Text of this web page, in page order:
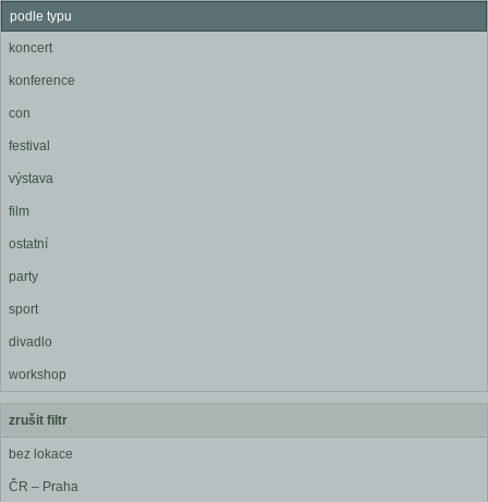
podle typu
koncert
konference
con
festival
výstava
film
ostatní
party
sport
divadlo
workshop
zrušit filtr
bez lokace
ČR – Praha